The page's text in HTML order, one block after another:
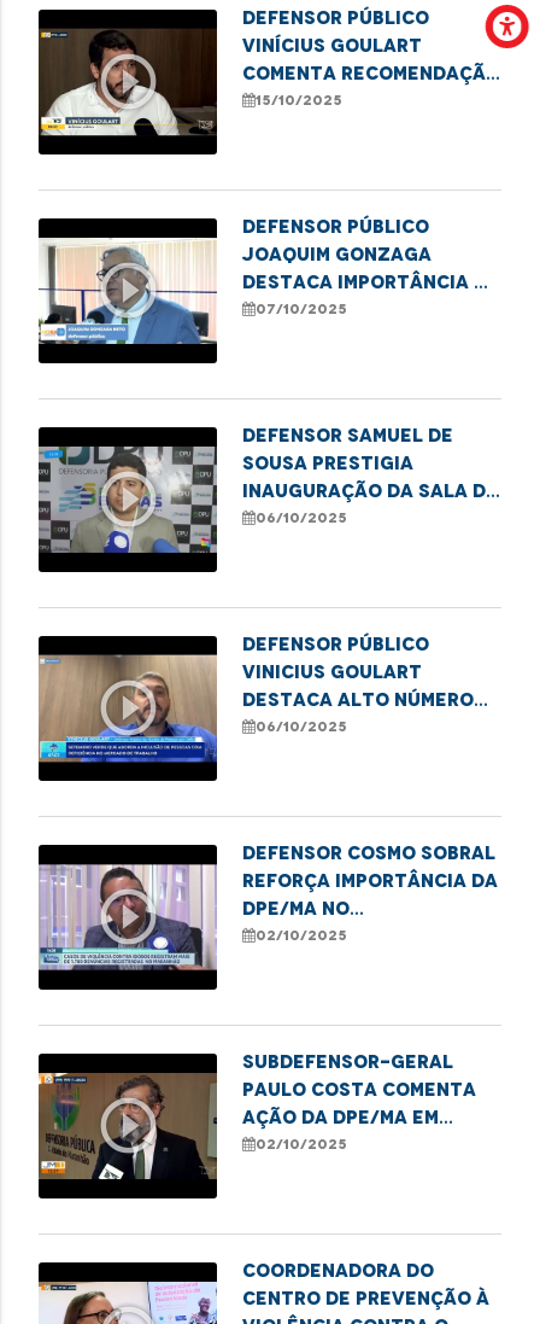
play_circle_outline
Defensor público
Vinícius Goulart
comenta recomendação
da Defensoria por mais
15/10/2025
play_circle_outline
Defensor público
Joaquim Gonzaga
destaca importância da
denúncia na proteção
07/10/2025
play_circle_outline
Defensor Samuel de
Sousa prestigia
inauguração da sala da
DPU em Balsas
06/10/2025
play_circle_outline
Defensor público
Vinicius Goulart
destaca alto número
de atendimentos a
06/10/2025
play_circle_outline
Defensor Cosmo Sobral
reforça importância da
DPE/MA no
enfrentamento à
02/10/2025
play_circle_outline
Subdefensor-geral
Paulo Costa comenta
ação da DPE/MA em
alusão ao Dia da
02/10/2025
Coordenadora do
Centro de Prevenção à